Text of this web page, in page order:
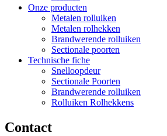
Onze producten
Metalen rolluiken
Metalen rolhekken
Brandwerende rolluiken
Sectionale poorten
Technische fiche
Snelloopdeur
Sectionale Poorten
Brandwerende rolluiken
Rolluiken Rolhekkens
Contact